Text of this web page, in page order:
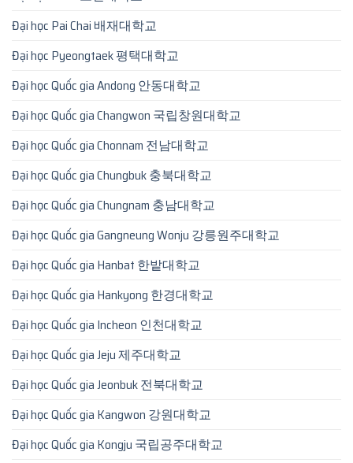
Đại học Pai Chai 배재대학교
Đại học Pyeongtaek 평택대학교
Đại học Quốc gia Andong 안동대학교
Đại học Quốc gia Changwon 국립창원대학교
Đại học Quốc gia Chonnam 전남대학교
Đại học Quốc gia Chungbuk 충북대학교
Đại học Quốc gia Chungnam 충남대학교
Đại học Quốc gia Gangneung Wonju 강릉원주대학교
Đại học Quốc gia Hanbat 한밭대학교
Đại học Quốc gia Hankyong 한경대학교
Đại học Quốc gia Incheon 인천대학교
Đại học Quốc gia Jeju 제주대학교
Đại học Quốc gia Jeonbuk 전북대학교
Đại học Quốc gia Kangwon 강원대학교
Đại học Quốc gia Kongju 국립공주대학교